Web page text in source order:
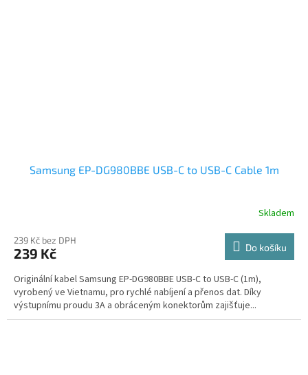
Samsung EP-DG980BBE USB-C to USB-C Cable 1m
Skladem
239 Kč bez DPH
239 Kč Do košíku
Originální kabel Samsung EP-DG980BBE USB-C to USB-C (1m),
vyrobený ve Vietnamu, pro rychlé nabíjení a přenos dat. Díky
výstupnímu proudu 3A a obráceným konektorům zajišťuje...